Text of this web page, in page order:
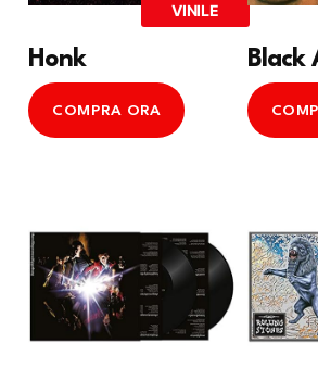
VINILE
Honk
COMPRA ORA
Black